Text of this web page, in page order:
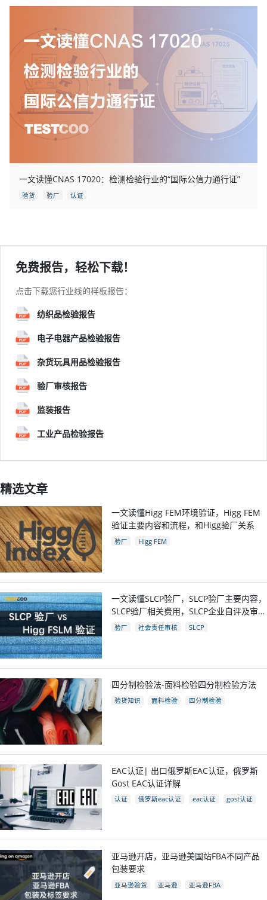
一文读懂CNAS 17020：检测检验行业的“国际公信力通行证”
验货 验厂 认证
免费报告，轻松下载！
点击下载您行业线的样板报告：
纺织品检验报告
电子电器产品检验报告
杂货玩具用品检验报告
验厂审核报告
监装报告
工业产品检验报告
精选文章
一文读懂Higg FEM环境验证，Higg FEM
验证主要内容和流程，和Higg验厂关系
验厂 Higg FEM
一文读懂SLCP验厂，SLCP验厂主要内容，
SLCP验厂相关费用，SLCP企业自评及审核
流程
验厂 社会责任审核 SLCP
四分制检验法-面料检验四分制检验方法
验货知识 面料检验 四分制检验
EAC认证| 出口俄罗斯EAC认证，俄罗斯
Gost EAC认证详解
认证 俄罗斯eac认证 eac认证
gost认证
亚马逊开店，亚马逊美国站FBA不同产品
包装要求
亚马逊验货 亚马逊
亚马逊FBA